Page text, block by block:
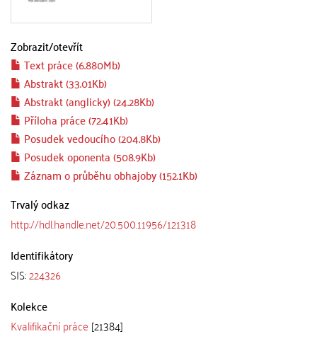
Zobrazit/otevřít
Text práce (6.880Mb)
Abstrakt (33.01Kb)
Abstrakt (anglicky) (24.28Kb)
Příloha práce (72.41Kb)
Posudek vedoucího (204.8Kb)
Posudek oponenta (508.9Kb)
Záznam o průběhu obhajoby (152.1Kb)
Trvalý odkaz
http://hdl.handle.net/20.500.11956/121318
Identifikátory
SIS:224326
Kolekce
Kvalifikační práce [21384]